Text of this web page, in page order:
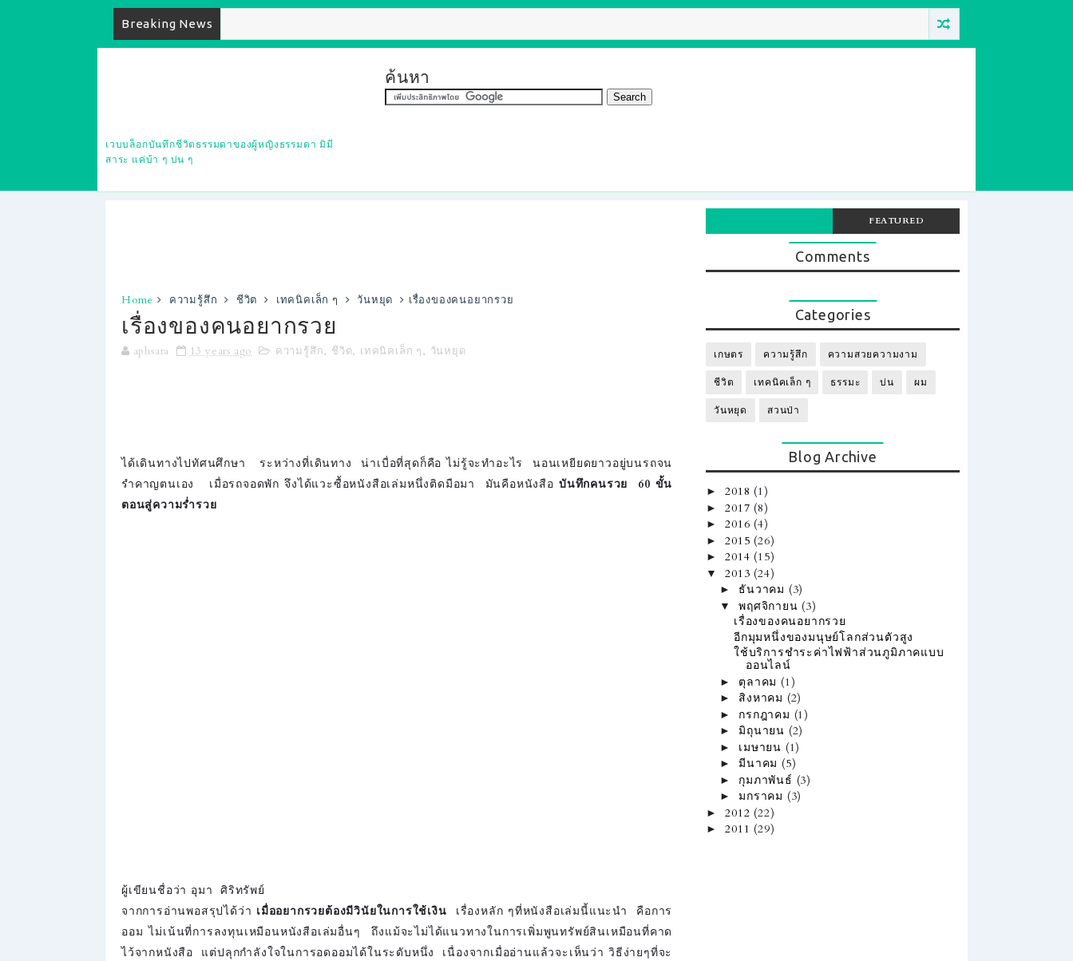
Breaking News
เวบบล็อกบันทึกชีวิตธรรมดาของผู้หญิงธรรมดา มิมี
สาระ แค่บ้า ๆ บ่น ๆ
ค้นหา
Home ความรู้สึก ชีวิต เทคนิคเล็ก ๆ วันหยุด เรื่องของคนอยากรวย
เรื่องของคนอยากรวย
aphsara 13 years ago ความรู้สึก, ชีวิต, เทคนิคเล็ก ๆ, วันหยุด
ได้เดินทางไปทัศนศึกษา ระหว่างที่เดินทาง น่าเบื่อที่สุดก็คือ ไม่รู้จะทำอะไร นอนเหยียดยาวอยู่บนรถจน
รำคาญตนเอง เมื่อรถจอดพัก จึงได้แวะซื้อหนังสือเล่มหนึ่งติดมือมา มันคือหนังสือ บันทึกคนรวย 60 ขั้น
ตอนสู่ความร่ำรวย
ผู้เขียนชื่อว่า อุมา ศิริทรัพย์
จากการอ่านพอสรุปได้ว่า เมื่ออยากรวยต้องมีวินัยในการใช้เงิน เรื่องหลัก ๆที่หนังสือเล่มนี้แนะนำ คือการ
ออม ไม่เน้นที่การลงทุนเหมือนหนังสือเล่มอื่นๆ ถึงแม้จะไม่ได้แนวทางในการเพิ่มพูนทรัพย์สินเหมือนที่คาด
ไว้จากหนังสือ แต่ปลุกกำลังใจในการอดออมได้ในระดับหนึ่ง เนื่องจากเมื่ออ่านแล้วจะเห็นว่า วิธีง่ายๆที่จะ
FEATURED
Comments
Categories
เกษตร ความรู้สึก ความสวยความงาม
ชีวิต เทคนิคเล็ก ๆ ธรรมะ บ่น ผม
วันหยุด สวนป่า
Blog Archive
►2018(1)
►2017(8)
►2016(4)
►2015(26)
►2014(15)
▼2013(24)
► ธันวาคม (3)
▼พฤศจิกายน(3)
เรื่องของคนอยากรวย
อีกมุมหนึ่งของมนุษย์โลกส่วนตัวสูง
ใช้บริการชำระค่าไฟฟ้าส่วนภูมิภาคแบบ
ออนไลน์
► ตุลาคม(1)
► สิงหาคม (2)
► กรกฎาคม (1)
►มิถุนายน (2)
► เมษายน (1)
►มีนาคม(5)
► กุมภาพันธ์ (3)
►มกราคม (3)
►2012(22)
►2011(29)